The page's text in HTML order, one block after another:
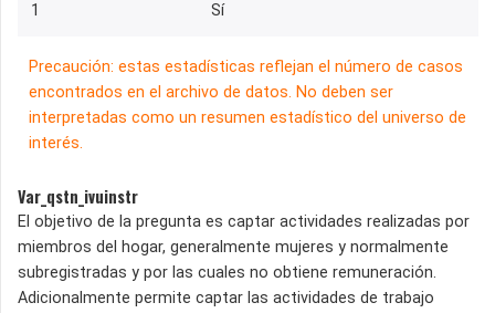
1 Sí
Precaución: estas estadísticas reflejan el número de casos
encontrados en el archivo de datos. No deben ser
interpretadas como un resumen estadístico del universo de
interés.
Var_qstn_ivuinstr
El objetivo de la pregunta es captar actividades realizadas por
miembros del hogar, generalmente mujeres y normalmente
subregistradas y por las cuales no obtiene remuneración.
Adicionalmente permite captar las actividades de trabajo